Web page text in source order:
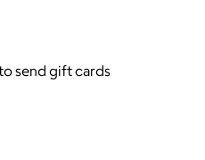
send gift cards